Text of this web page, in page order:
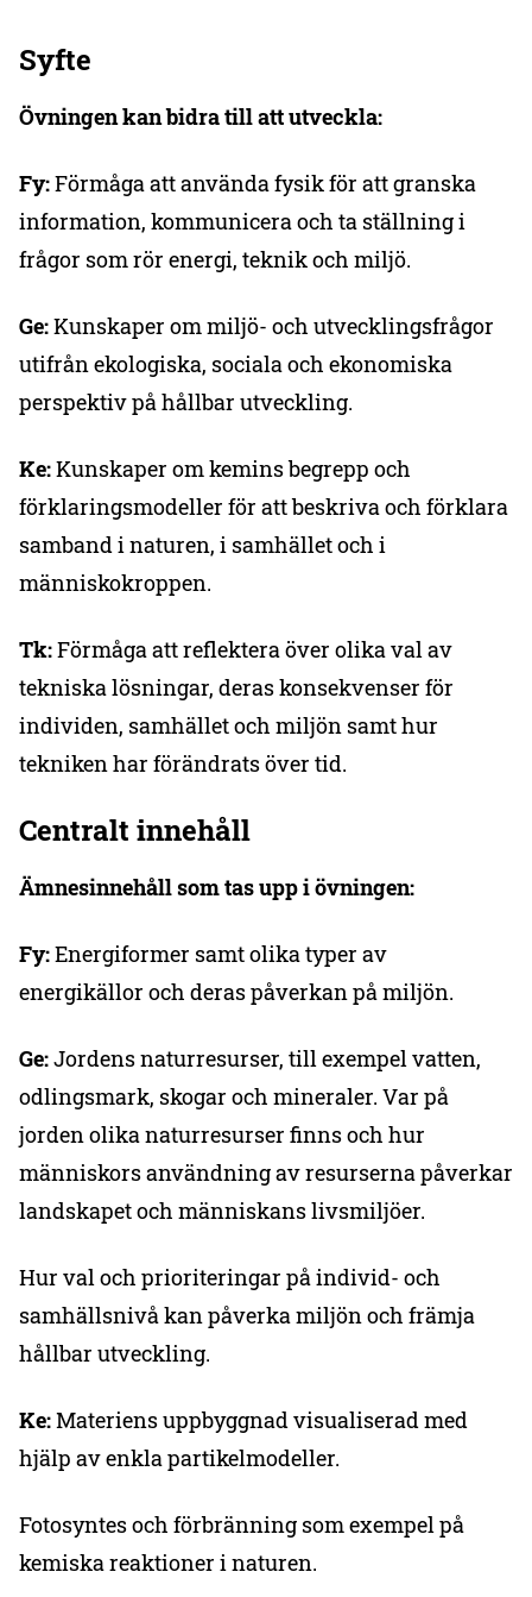
Syfte
Övningen kan bidra till att utveckla:
Fy:Förmåga att använda fysik för att granska
information, kommunicera och ta ställning i
frågor som rör energi, teknik och miljö.
Ge:Kunskaper om miljö- och utvecklingsfrågor
utifrån ekologiska, sociala och ekonomiska
perspektiv på hållbar utveckling.
Ke:Kunskaper om kemins begrepp och
förklaringsmodeller för att beskriva och förklara
samband i naturen, i samhället och i
människokroppen.
Tk:Förmåga att reflektera över olika val av
tekniska lösningar, deras konsekvenser för
individen, samhället och miljön samt hur
tekniken har förändrats över tid.
Centralt innehåll
Ämnesinnehåll som tas upp i övningen:
Fy:Energiformer samt olika typer av
energikällor och deras påverkan på miljön.
Ge:Jordens naturresurser, till exempel vatten,
odlingsmark, skogar och mineraler. Var på
jorden olika naturresurser finns och hur
människors användning av resurserna påverkar
landskapet och människans livsmiljöer.
Hur val och prioriteringar på individ- och
samhällsnivå kan påverka miljön och främja
hållbar utveckling.
Ke:Materiens uppbyggnad visualiserad med
hjälp av enkla partikelmodeller.
Fotosyntes och förbränning som exempel på
kemiska reaktioner i naturen.